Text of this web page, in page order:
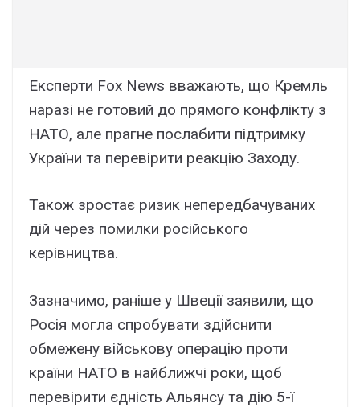
Експерти Fox News вважають, що Кремль
наразі не готовий до прямого конфлікту з
НАТО, але прагне послабити підтримку
України та перевірити реакцію Заходу.
Також зростає ризик непередбачуваних
дій через помилки російського
керівництва.
Зазначимо, раніше у Швеції заявили, що
Росія могла спробувати здійснити
обмежену військову операцію проти
країни НАТО в найближчі роки, щоб
перевірити єдність Альянсу та дію 5-ї